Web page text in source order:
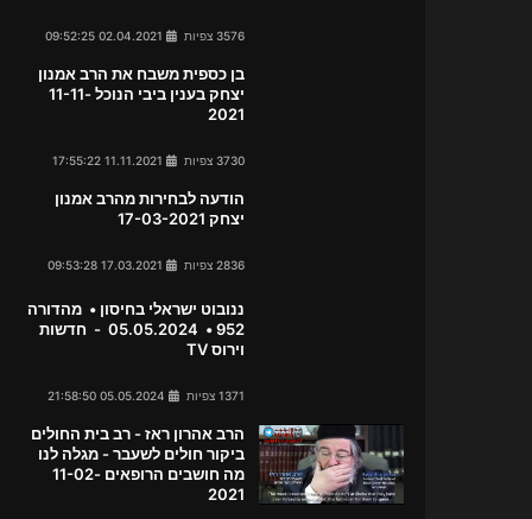
3576 צפיות
בן כספית משבח את הרב אמנון
יצחק בענין ביבי הנוכל 11-11-
2021
3730 צפיות
הודעה לבחירות מהרב אמנון
יצחק 17-03-2021
2836 צפיות
ננובוט ישראלי בחיסון • מהדורה
952 • 05.05.2024 - חדשות
וירוס TV
1371 צפיות
הרב אהרון ראז - רב בית החולים
ביקור חולים לשעבר - מגלה לנו
מה חושבים הרופאים 11-02-
2021